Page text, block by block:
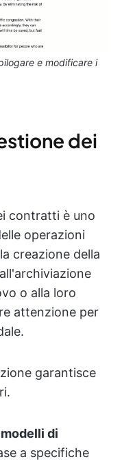
e modificare i
dei
contratti è uno
operazioni
creazione della
o alla loro
attenzione per
garantisce
di
a specifiche